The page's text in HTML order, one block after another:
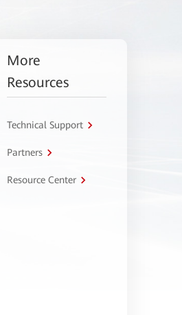
More
Resources
Technical Support
Partners
Resource Center